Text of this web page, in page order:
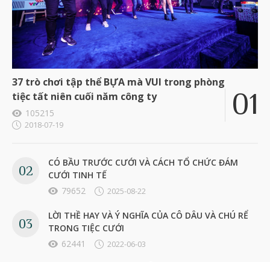
37 trò chơi tập thể BỰA mà VUI trong phòng
tiệc tất niên cuối năm công ty
105215
2018-07-19
CÓ BẦU TRƯỚC CƯỚI VÀ CÁCH TỔ CHỨC ĐÁM
CƯỚI TINH TẾ
79652
2025-08-22
LỜI THỀ HAY VÀ Ý NGHĨA CỦA CÔ DÂU VÀ CHÚ RỂ
TRONG TIỆC CƯỚI
62441
2022-06-03